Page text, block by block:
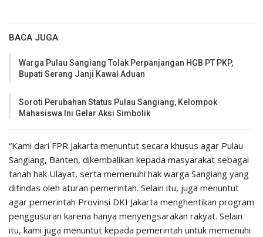
BACA JUGA
Warga Pulau Sangiang Tolak Perpanjangan HGB PT PKP,
Bupati Serang Janji Kawal Aduan
Soroti Perubahan Status Pulau Sangiang, Kelompok
Mahasiswa Ini Gelar Aksi Simbolik
“Kami dari FPR Jakarta menuntut secara khusus agar Pulau
Sangiang, Banten, dikembalikan kepada masyarakat sebagai
tanah hak Ulayat, serta memenuhi hak warga Sangiang yang
ditindas oleh aturan pemerintah. Selain itu, juga menuntut
agar pemerintah Provinsi DKI Jakarta menghentikan program
penggusuran karena hanya menyengsarakan rakyat. Selain
itu, kami juga menuntut kepada pemerintah untuk memenuhi